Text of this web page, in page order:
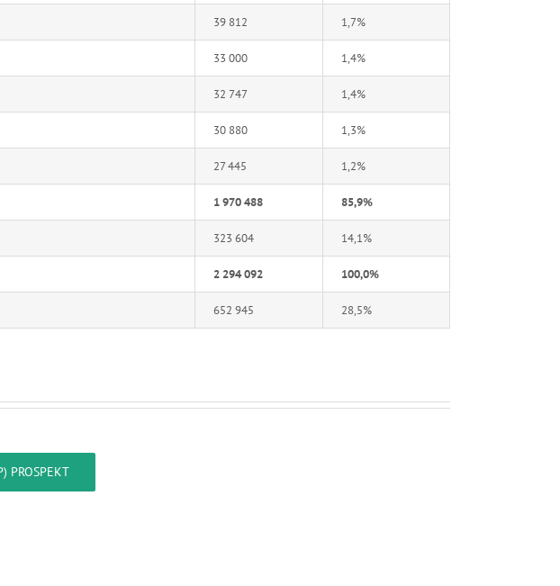
39 812 1,7%
33 000 1,4%
32 747 1,4%
30 880 1,3%
27 445 1,2%
1 970 488 85,9%
323 604 14,1%
2 294 092 100,0%
652 945 28,5%
PROSPEKT